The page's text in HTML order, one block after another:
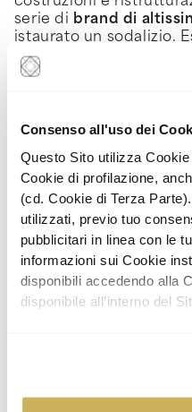
Consenso all'uso dei
Questo Sito utilizza
Cookie di profilazione,
(cd. Cookie di Terza
utilizzati, previo tuo
pubblicitari in linea con le
informazioni sui Cookie
disponibili accedendo alla
disponibile all’interno del
serie di brand di
istaurato un sodalizio.
marchi che vantano
internazionali,
illustri aziende partner.